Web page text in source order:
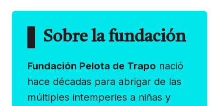
Sobre la fundación
Fundación Pelota de Trapo nació
hace décadas para abrigar de las
múltiples intemperies a niñas y